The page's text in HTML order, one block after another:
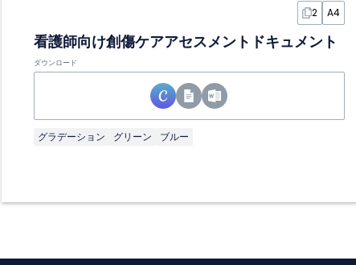
2 A4
看護師向け創傷ケアアセスメントドキュメント
ダウンロード
グラデーション グリーン ブルー